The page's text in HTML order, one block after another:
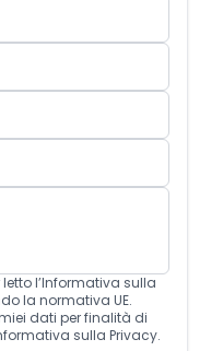
l’Informativa sulla
la normativa UE.
dati per finalità di
sulla Privacy.